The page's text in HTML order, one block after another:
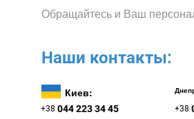
Обращайтесь и Ваш
Наши контакты:
Киев:
+38 044 223 34 45 +38